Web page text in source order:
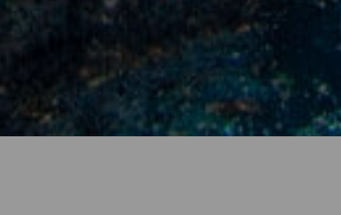
per lasciarsi conquistare dalla bellezza vulcanica
la porta d'accesso a riserve marine ricche di vita, a
di questo sport. Sparsi lungo quasi tutta la costa, i siti
grazie all'ottima temperatura media annuale delle sue